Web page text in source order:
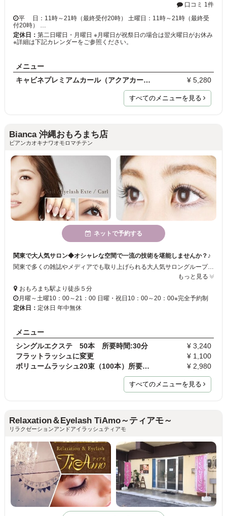
口コミ 1件
平 日：11時～21時（最終受付20時） 土曜日：11時～21時（最終受
付20時） …
定休日： 第二日曜日・月曜日 ※月曜日が祝祭日の場合は翌火曜日がお休み
※詳細は下記カレンダーをご参照ください。
メニュー
キャビネプレミアムカール（アクアカール）※エクステ…
¥ 5,280
すべてのメニューを見る
Bianca 沖縄おもろまち店
ビアンカオキナワオモロマチテン
ネットで予約する
関東で大人気サロン◆オシャレな空間で一流の技術を堪能しませんか？♪
関東で多くの雑誌やメディアでも取り上げられる大人気サロングループ！有名人やモデルも多く通うサロンで、洗練された一流の技術をリーズナブルな価格でご提供致します◆あなたの「なりたい」に合わせて、経験豊富なアイリストが対応させて頂きます☆
もっと見る
おもろまち駅より徒歩５分
月曜～土曜10：00～21：00 日曜・祝日10：00～20：00※完全予約制
定休日： 定休日 年中無休
メニュー
シングルエクステ 50本 所要時間:30分
¥ 3,240
フラットラッシュに変更
¥ 1,100
ボリュームラッシュ20束（100本）所要時間:30分
¥ 2,980
すべてのメニューを見る
Relaxation＆Eyelash TiAmo～ティアモ～
リラクゼーションアンドアイラッシュティアモ